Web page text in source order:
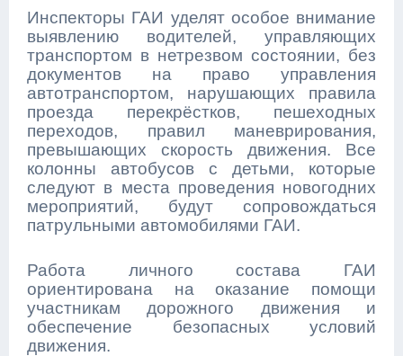
Инспекторы ГАИ уделят особое внимание
выявлению водителей, управляющих
транспортом в нетрезвом состоянии, без
документов на право управления
автотранспортом, нарушающих правила
проезда перекрёстков, пешеходных
переходов, правил маневрирования,
превышающих скорость движения. Все
колонны автобусов с детьми, которые
следуют в места проведения новогодних
мероприятий, будут сопровождаться
патрульными автомобилями ГАИ.
Работа личного состава ГАИ
ориентирована на оказание помощи
участникам дорожного движения и
обеспечение безопасных условий
движения.